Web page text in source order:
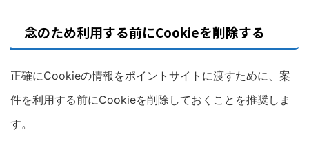
念のため利用する前にCookieを削除する
正確にCookieの情報をポイントサイトに渡すために、案
件を利用する前にCookieを削除しておくことを推奨しま
す。